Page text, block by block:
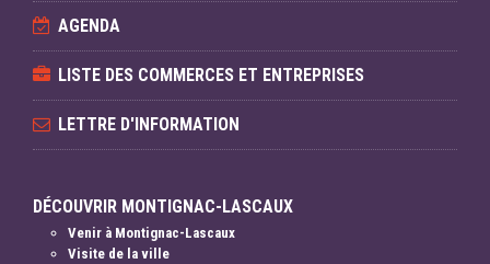
AGENDA
LISTE DES COMMERCES ET ENTREPRISES
LETTRE D'INFORMATION
DÉCOUVRIR MONTIGNAC-LASCAUX
Venir à Montignac-Lascaux
Visite de la ville